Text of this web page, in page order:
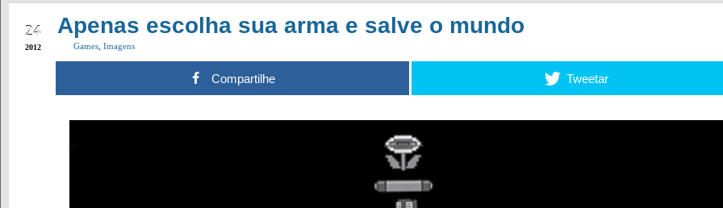
24
2012
Apenas escolha sua arma e salve o mundo
Games Imagens
Compartilhe Tweetar